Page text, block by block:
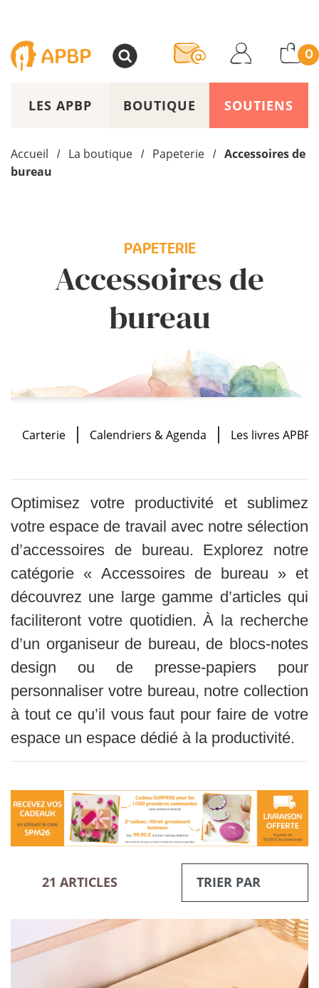
0
LES APBP BOUTIQUE SOUTIENS
Accueil / La boutique / Papeterie /
Accessoires de
bureau
PAPETERIE
Accessoires de
bureau
Carterie Calendriers & Agenda Les livres APBP
Optimisez votre productivité et sublimez
votre espace de travail avec notre sélection
d’accessoires de bureau. Explorez notre
catégorie « Accessoires de bureau » et
découvrez une large gamme d’articles qui
faciliteront votre quotidien. À la recherche
d’un organiseur de bureau, de blocs-notes
design ou de presse-papiers pour
personnaliser votre bureau, notre collection
à tout ce qu’il vous faut pour faire de votre
espace un espace dédié à la productivité.
21 ARTICLES